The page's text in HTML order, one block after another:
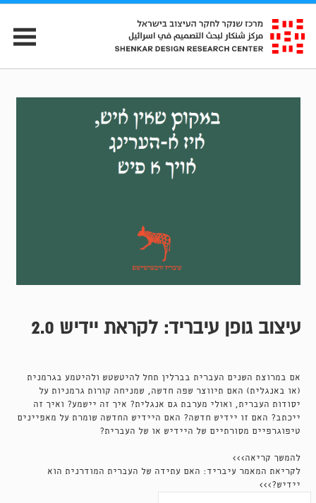
עיצוב גופן עיבריד: לקראת יידיש 2.0
אם במרוצת השנים העברית בברלין תחל להיטשטש ולהיטמע בגרמנית
(או באנגלית) האם תיווצר שפה חדשה, שמניחה קורות גרמניות על
יסודות העברית, ואולי מערבת גם אנגלית? איך זה יישמע? ואיך זה
ייכתב? האם זו יידיש חדשה? האם היידיש החדשה שומרת על מאפיינים
טיפוגרפיים מסורתיים של היידיש או של העברית?
להמשך קריאה>>>
לקריאת המאמר עיבריד: האם עתידה של העברית המודרנית הוא
יידיש?>>>